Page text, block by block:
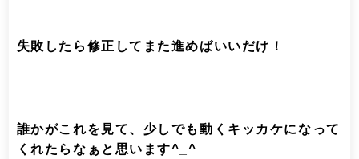
失敗したら修正してまた進めばいいだけ！
誰かがこれを見て、少しでも動くキッカケになって
くれたらなぁと思います^_^